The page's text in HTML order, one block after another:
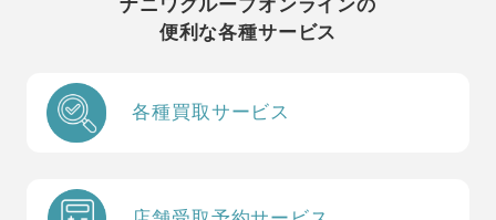
ナニワグループオンラインの
便利な各種サービス
各種買取サービス